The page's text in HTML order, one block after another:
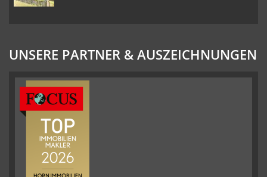
UNSERE PARTNER & AUSZEICHNUNGEN